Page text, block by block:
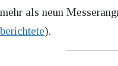
mehr als neun
berichtete).